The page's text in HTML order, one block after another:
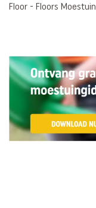
Floor - Floors Moestuin